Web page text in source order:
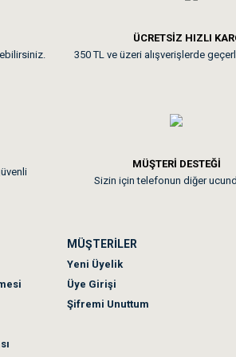
iyi.
russell köpeğim severek yedi. Tüy
ÜCRETSİZ HIZLI
350 TL ve üzeri alışverişlerde
MÜŞTERİ DESTEĞİ
Sizin için telefonun diğer
MÜŞTERİLER
Yeni Üyelik
Üye Girişi
Şifremi Unuttum